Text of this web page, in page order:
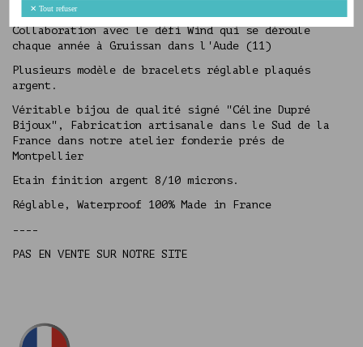
Collaboration avec le défi Wind qui se déroule
chaque année à Gruissan dans l'Aude (11)
Plusieurs modèle de bracelets réglable plaqués
argent.
Véritable bijou de qualité signé "Céline Dupré
Bijoux", Fabrication artisanale dans le Sud de la
France dans notre atelier fonderie prés de
Montpellier
Etain finition argent 8/10 microns.
Réglable, Waterproof 100% Made in France
----
PAS EN VENTE SUR NOTRE SITE
✕ Tout refuser